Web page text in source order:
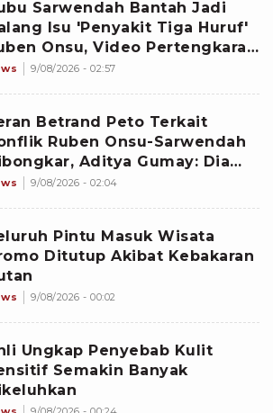
Sarwendah Bantah Jadi
Isu 'Penyakit Tiga Huruf'
Onsu, Video Pertengkaran
Disorot
9/08/2026 - 02:57
Betrand Peto Terkait
Ruben Onsu-Sarwendah
Aditya Gumay: Dia
Kartu
9/08/2026 - 02:04
Pintu Masuk Wisata
Ditutup Akibat Kebakaran
9/08/2026 - 00:02
Ungkap Penyebab Kulit
Semakin Banyak